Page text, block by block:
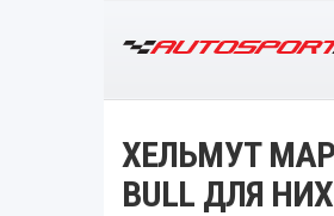
ХЕЛЬМУТ
BULL ДЛЯ